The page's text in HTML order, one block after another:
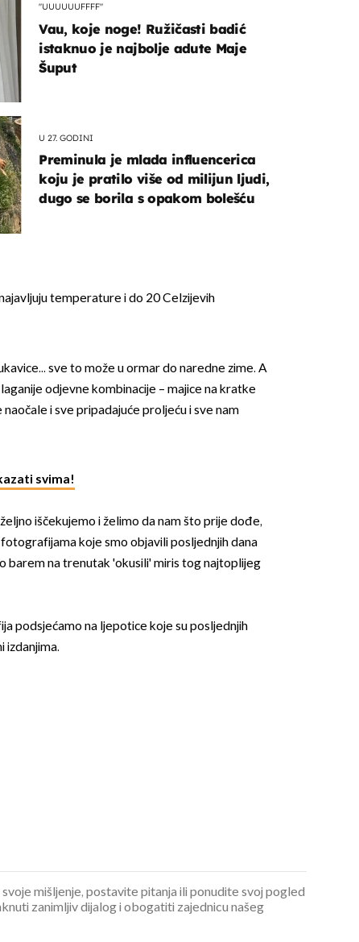
"UUUUUUFFFF"
Vau, koje noge! Ružičasti badić
istaknuo je najbolje adute Maje
Šuput
U 27. GODINI
Preminula je mlada influencerica
koju je pratilo više od milijun ljudi,
dugo se borila s opakom bolešću
temperature i do 20 Celzijevih
sve to može u ormar do naredne zime. A
odjevne kombinacije – majice na kratke
i sve pripadajuće proljeću i sve nam
svima!
iščekujemo i želimo da nam što prije dođe,
koje smo objavili posljednjih dana
barem na trenutak 'okusili' miris tog najtoplijeg
podsjećamo na ljepotice koje su posljednjih
izdanjima.
mišljenje, postavite pitanja ili ponudite svoj pogled
zanimljiv dijalog i obogatiti zajednicu našeg